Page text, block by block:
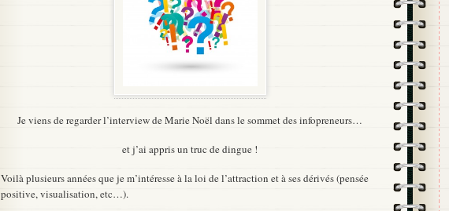
Je viens de regarder l’interview de Marie Noël dans le sommet des infopreneurs…
et j’ai appris un truc de dingue !
Voilà plusieurs années que je m’intéresse à la loi de l’attraction et à ses dérivés (pensée
positive, visualisation, etc…).